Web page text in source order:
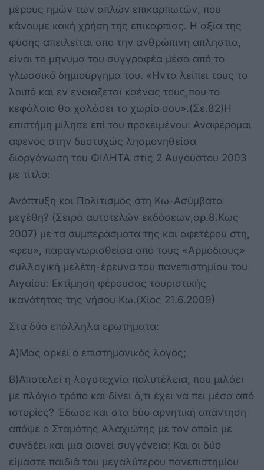
μέρους ημών των απλών επικαρπωτών, που
κάνουμε κακή χρήση της επικαρπίας. Η αξία της
φύσης απειλείται από την ανθρώπινη απληστία,
είναι το μήνυμα του συγγραφέα μέσα από το
γλωσσικό δημιούργημα του. «Ηντα λείπει τους το
λοιπό και εν ενοιαζεται καένας τους,που το
κεφάλαιο θα χαλάσει το χωρίο σου».(Σε.82)Η
επιστήμη μίλησε επί του προκειμένου: Αναφέρομαι
αφενός στην δυστυχώς λησμονηθείσα
διοργάνωση του ΦΙΛΗΤΑ στις 2 Αυγούστου 2003
με τίτλο:
Ανάπτυξη και Πολιτισμός στη Κω-Ασύμβατα
μεγέθη? (Σειρά αυτοτελών εκδόσεων,αρ.8.Κως
2007) με τα συμπεράσματα της και αφετέρου στη,
«φευ», παραγνωρισθείσα από τους «Αρμόδιους»
συλλογική μελέτη-έρευνα του πανεπιστημίου του
Αιγαίου: Εκτίμηση φέρουσας τουριστικής
ικανότητας της νήσου Κω.(Χίος 21.6.2009)
Στα δύο επάλληλα ερωτήματα:
Α)Μας αρκεί ο επιστημονικός λόγος;
Β)Αποτελεί η λογοτεχνία πολυτέλεια, που μιλάει
με πλάγιο τρόπο και δίνει ό,τι έχει να πει μέσα από
ιστορίες? Έδωσε και στα δύο αρνητική απάντηση
απόψε ο Σταμάτης Αλαχιώτης με τον οποίο με
συνδέει και μια οιονεί συγγένεια: Και οι δύο
είμαστε παιδιά του μεγαλύτερου πανεπιστημίου